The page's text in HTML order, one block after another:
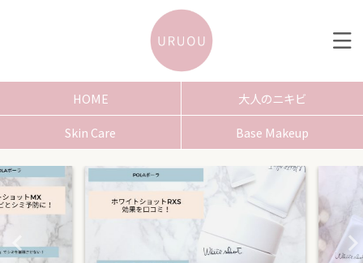
HOME
大人のニキビ
Skin Care
Base Makeup